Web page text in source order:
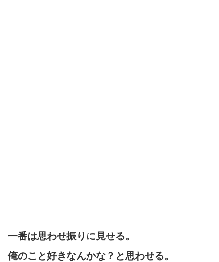
一番は思わせ振りに見せる。
俺のこと好きなんかな？と思わせる。